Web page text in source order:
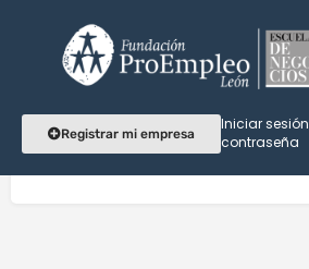
Registrar mi empresa
Iniciar sesión
contraseña
Submit Listing